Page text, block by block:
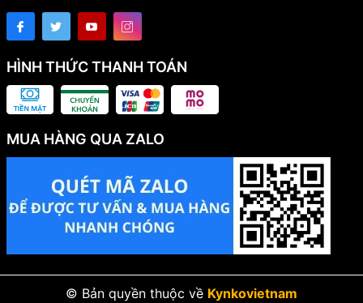
HÌNH THỨC THANH TOÁN
MUA HÀNG QUA ZALO
© Bản quyền thuộc về Kynkovietnam